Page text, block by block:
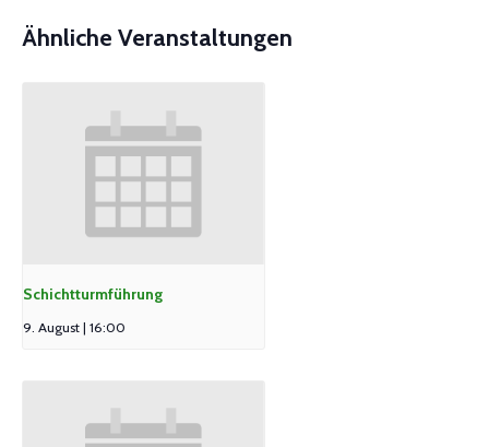
Ähnliche Veranstaltungen
Schichtturmführung
9. August | 16:00